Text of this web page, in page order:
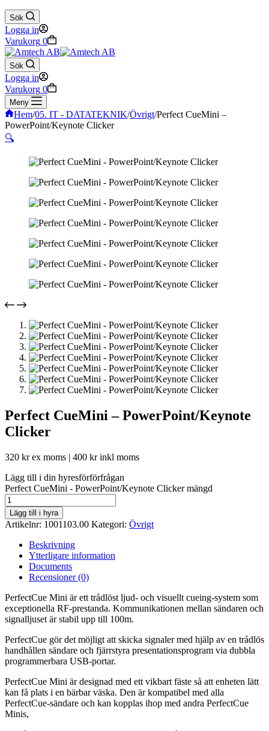
Sök
Logga in
Varukorg 0
Sök
Logga in
Varukorg 0
Meny
Hem/05. IT - DATATEKNIK/Övrigt/Perfect CueMini –
PowerPoint/Keynote Clicker
🔍
Perfect CueMini – PowerPoint/Keynote
Clicker
320 krex moms | 400 krinkl moms
Lägg till i din hyresförförfrågan
Perfect CueMini - PowerPoint/Keynote Clicker mängd
Lägg till i hyra
Artikelnr: 1001103.00 Kategori: Övrigt
Beskrivning
Ytterligare information
Documents
Recensioner (0)
PerfectCue Mini är ett trådlöst ljud- och visuellt cueing-system som
exceptionella RF-prestanda. Kommunikationen mellan sändaren och
signalljuset är stabil upp till 100m.
PerfectCue gör det möjligt att skicka signaler med hjälp av en trådlös
handhållen sändare och fjärrstyra presentationsprogram via dubbla
programmerbara USB-portar.
PerfectCue Mini är designad med ett vikbart fäste så att enheten lätt
kan få plats i en bärbar väska. Den är kompatibel med alla
PerfectCue-sändare och kan kopplas ihop med andra PerfectCue
Minis,